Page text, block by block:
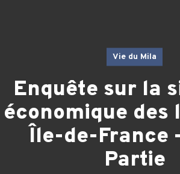
Vie du Mila
Enquête sur la
économique des
Île-de-France
Partie